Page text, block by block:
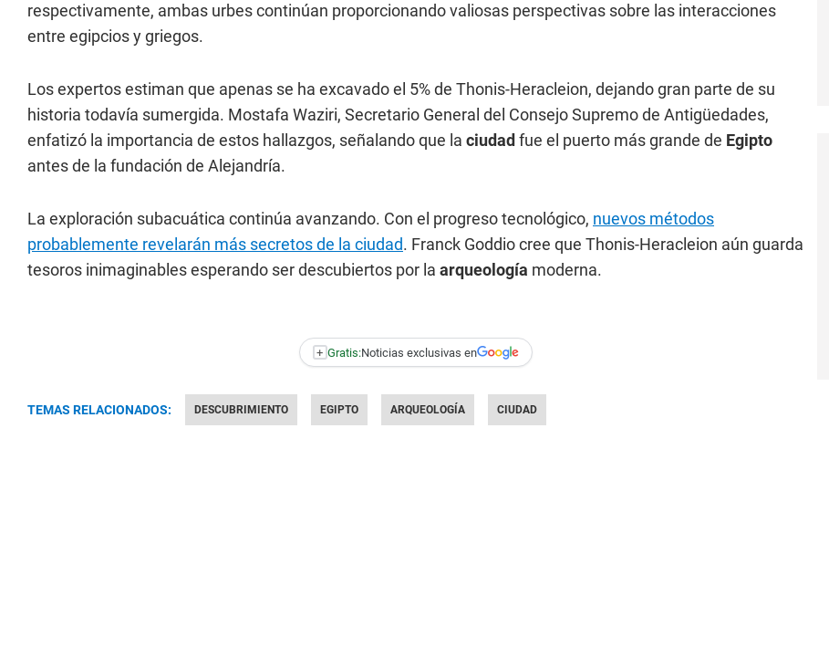
respectivamente, ambas urbes continúan proporcionando valiosas perspectivas sobre las interacciones
entre egipcios y griegos.
Los expertos estiman que apenas se ha excavado el 5% de Thonis-Heracleion, dejando gran parte de su
historia todavía sumergida. Mostafa Waziri, Secretario General del Consejo Supremo de Antigüedades,
enfatizó la importancia de estos hallazgos, señalando que la ciudad fue el puerto más grande de Egipto
antes de la fundación de Alejandría.
La exploración subacuática continúa avanzando. Con el progreso tecnológico, nuevos métodos
probablemente revelarán más secretos de la ciudad. Franck Goddio cree que Thonis-Heracleion aún guarda
tesoros inimaginables esperando ser descubiertos por la arqueología moderna.
+ Gratis:Noticias exclusivas en
TEMAS RELACIONADOS: DESCUBRIMIENTO EGIPTO ARQUEOLOGÍA CIUDAD